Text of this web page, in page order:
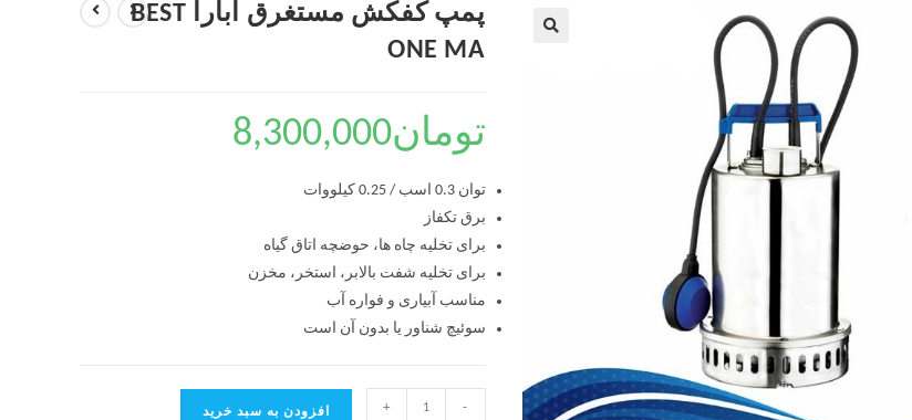
پمپ کفکش مستغرق ابارا BEST
ONE MA
تومان8,300,000
توان 0.3 اسب / 0.25 کیلووات
برق تکفاز
برای تخلیه چاه ها، حوضچه اتاق گیاه
برای تخلیه شفت بالابر، استخر، مخزن
مناسب آبیاری و فواره آب
سوئیچ شناور یا بدون آن است
-
+ افزودن به سبد خرید